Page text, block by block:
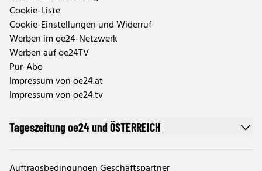
Cookie-Liste
Cookie-Einstellungen und Widerruf
Werben im oe24-Netzwerk
Werben auf oe24TV
Pur-Abo
Impressum von oe24.at
Impressum von oe24.tv
Tageszeitung oe24 und ÖSTERREICH